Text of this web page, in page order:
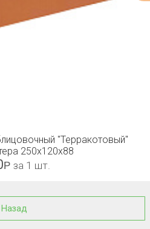
"Терракотовый"
250x120x88
Р за 1 шт.
Назад